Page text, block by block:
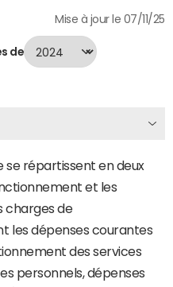
Mise à jour le 07/11/25
de
se répartissent en deux
et les
charges de
les dépenses courantes
des services
personnels, dépenses